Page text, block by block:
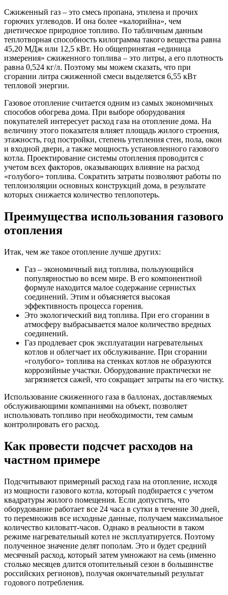
Сжиженный газ – это смесь пропана, этилена и прочих
горючих углеводов. И она более «калорийна», чем
диетическое природное топливо. По табличным данным
теплотворная способность килограмма такого вещества равна
45,20 МДж или 12,5 кВт. Но общепринятая «единица
измерения» сжиженного топлива – это литры, а его плотность
равна 0,524 кг/л. Поэтому мы можем сказать, что при
сгорании литра сжиженной смеси выделяется 6,55 кВт
тепловой энергии.
Газовое отопление считается одним из самых экономичных
способов обогрева дома. При выборе оборудования
покупателей интересует расход газа на отопление дома. На
величину этого показателя влияет площадь жилого строения,
этажность, год постройки, степень утепления стен, пола, окон
и входной двери, а также мощность установленного газового
котла. Проектирование системы отопления проводится с
учетом всех факторов, оказывающих влияние на расход
«голубого» топлива. Сократить затраты позволяют работы по
теплоизоляции основных конструкций дома, в результате
которых снижается количество теплопотерь.
Преимущества использования газового
отопления
Итак, чем же такое отопление лучше других:
Газ – экономичный вид топлива, пользующийся
популярностью во всем мире. В его компонентной
формуле находится малое содержание сернистых
соединений. Этим и объясняется высокая
эффективность процесса горения.
Это экологический вид топлива. При его сгорании в
атмосферу выбрасывается малое количество вредных
соединений.
Газ продлевает срок эксплуатации нагревательных
котлов и облегчает их обслуживание. При сгорании
«голубого» топлива на стенках котлов не образуются
коррозийные участки. Оборудование практически не
загрязняется сажей, что сокращает затраты на его чистку.
Использование сжиженного газа в баллонах, доставляемых
обслуживающими компаниями на объект, позволяет
использовать топливо при необходимости, тем самым
контролировать его расход.
Как провести подсчет расходов на
частном примере
Подсчитывают примерный расход газа на отопление, исходя
из мощности газового котла, который подбирается с учетом
квадратуры жилого помещения. Если допустить, что
оборудование работает все 24 часа в сутки в течение 30 дней,
то перемножив все исходные данные, получаем максимальное
количество киловатт-часов. Однако в реальности в таком
режиме нагревательный котел не эксплуатируется. Поэтому
полученное значение делят пополам. Это и будет средний
месячный расход, который затем умножают на семь (именно
столько месяцев длится отопительный сезон в большинстве
российских регионов), получая окончательный результат
годового потребления.